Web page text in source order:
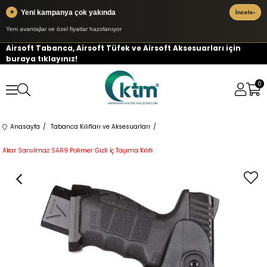
★ Yeni kampanya çok yakında
Yeni avantajlar ve özel fiyatlar hazırlanıyor
İncele›
Airsoft Tabanca, Airsoft Tüfek ve Airsoft Aksesuarları için
buraya tıklayınız!
0
Anasayfa Tabanca Kılıfları ve Aksesuarları
Akar Sarsılmaz SAR9 Polimer Gizli İç Taşıma Kılıfı